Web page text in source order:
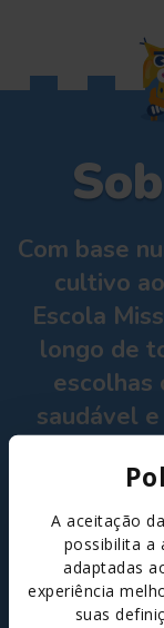
A aceitação da
possibilita a
adaptadas
experiência
suas
Com base
cultivo
Escola
longo de
escolhas
saudável